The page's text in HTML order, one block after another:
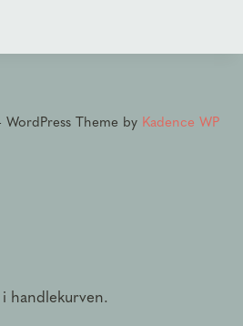
Theme by Kadence WP
handlekurven.